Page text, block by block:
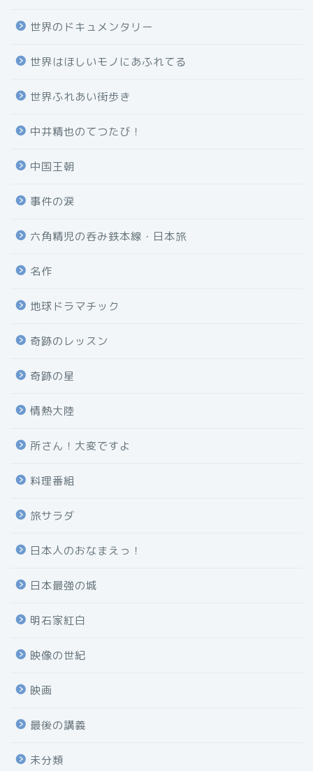
世界のドキュメンタリー
世界はほしいモノにあふれてる
世界ふれあい街歩き
中井精也のてつたび！
中国王朝
事件の涙
六角精児の呑み鉄本線・日本旅
名作
地球ドラマチック
奇跡のレッスン
奇跡の星
情熱大陸
所さん！大変ですよ
料理番組
旅サラダ
日本人のおなまえっ！
日本最強の城
明石家紅白
映像の世紀
映画
最後の講義
未分類